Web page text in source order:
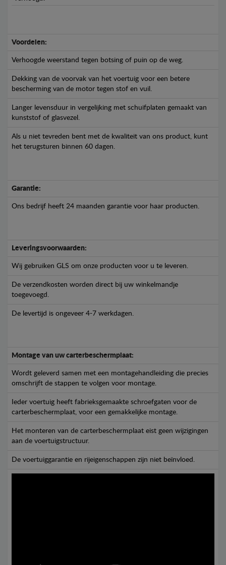
Voordelen:
Verhoogde weerstand tegen botsing of puin op de weg.
Dekking van de voorvak van het voertuig voor een betere
bescherming van de motor tegen stof en vuil.
Langer levensduur in vergelijking met schuifplaten gemaakt van
kunststof of glasvezel.
Als u niet tevreden bent met de kwaliteit van ons product, kunt
het terugsturen binnen 60 dagen.
Garantie:
Ons bedrijf heeft 24 maanden garantie voor haar producten.
Leveringsvoorwaarden:
Wij gebruiken GLS om onze producten voor u te leveren.
De verzendkosten worden direct bij uw winkelmandje
toegevoegd.
De levertijd is ongeveer 4-7 werkdagen.
Montage van uw carterbeschermplaat:
Wordt geleverd samen met een montagehandleiding die precies
omschrijft de stappen te volgen voor montage.
Ieder voertuig heeft fabrieksgemaakte schroefgaten voor de
carterbeschermplaat, voor een gemakkelijke montage.
Het monteren van de carterbeschermplaat eist geen wijzigingen
aan de voertuigstructuur.
De voertuiggarantie en rijeigenschappen zijn niet beïnvloed.